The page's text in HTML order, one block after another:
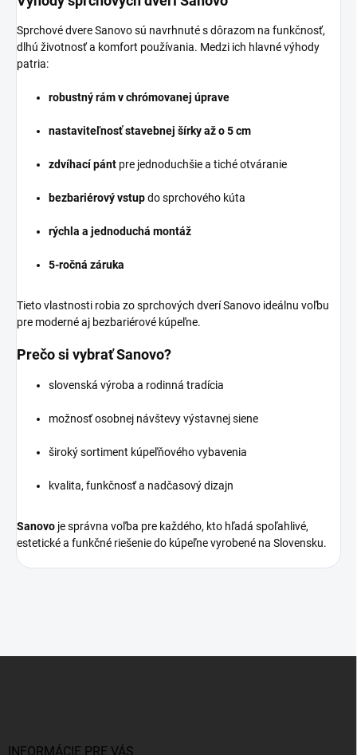
Sprchové dvere Sanovo sú navrhnuté s dôrazom na funkčnosť,
dlhú životnosť a komfort používania. Medzi ich hlavné výhody
patria:
robustný rám v chrómovanej úprave
nastaviteľnosť stavebnej šírky až o 5 cm
zdvíhací pánt pre jednoduchšie a tiché otváranie
bezbariérový vstupdo sprchového kúta
rýchla a jednoduchá montáž
5-ročná záruka
Tieto vlastnosti robia zo sprchových dverí Sanovo ideálnu voľbu
pre moderné aj bezbariérové kúpeľne.
Prečo si vybrať Sanovo?
slovenská výroba a rodinná tradícia
možnosť osobnej návštevy výstavnej siene
široký sortiment kúpeľňového vybavenia
kvalita, funkčnosť a nadčasový dizajn
Sanovo je správna voľba pre každého, kto hľadá spoľahlivé,
estetické a funkčné riešenie do kúpeľne vyrobené na Slovensku.
INFORMÁCIE PRE VÁS